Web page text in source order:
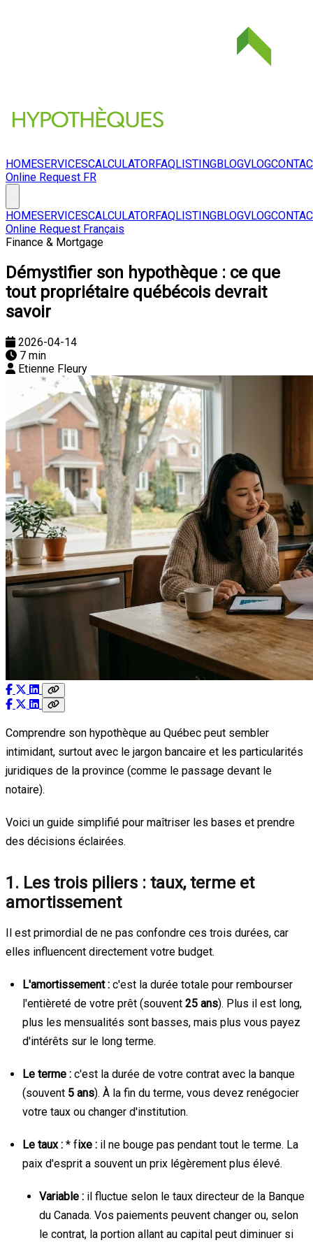
HOMESERVICESCALCULATORFAQLISTINGBLOGVLOG
Online Request FR
HOMESERVICESCALCULATORFAQLISTINGBLOGVLOG
Online Request Français
Finance & Mortgage
Démystifier son hypothèque : ce que
tout propriétaire québécois devrait
savoir
2026-04-14
7 min
Etienne Fleury
Comprendre son hypothèque au Québec peut sembler
intimidant, surtout avec le jargon bancaire et les particularités
juridiques de la province (comme le passage devant le
notaire).
Voici un guide simplifié pour maîtriser les bases et prendre
des décisions éclairées.
1. Les trois piliers : taux, terme et
amortissement
Il est primordial de ne pas confondre ces trois durées, car
elles influencent directement votre budget.
L'amortissement : c'est la durée totale pour rembourser
l'entièreté de votre prêt (souvent 25 ans). Plus il est long,
plus les mensualités sont basses, mais plus vous payez
d'intérêts sur le long terme.
Le terme : c'est la durée de votre contrat avec la banque
(souvent 5 ans). À la fin du terme, vous devez renégocier
votre taux ou changer d'institution.
Le taux : * fixe : il ne bouge pas pendant tout le terme. La
paix d'esprit a souvent un prix légèrement plus élevé.
Variable : il fluctue selon le taux directeur de la Banque
du Canada. Vos paiements peuvent changer ou, selon
le contrat, la portion allant au capital peut diminuer si